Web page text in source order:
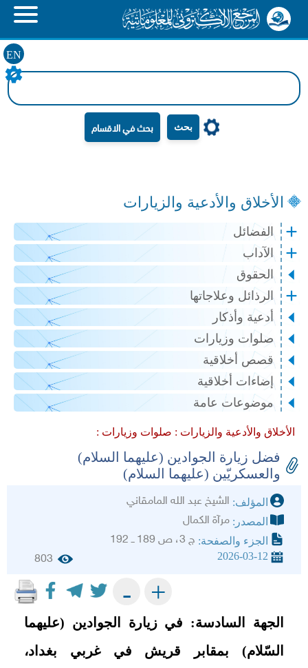
EN
بحث
الأخلاق والأدعية والزيارات
الفضائل
الآداب
الحقوق
الرذائل وعلاجاتها
أدعية وأذكار
صلوات وزيارات
قصص أخلاقية
إضاءات أخلاقية
موضوعات عامة
الأخلاق والأدعية والزيارات : صلوات وزيارات :
فضل زيارة الجوادين (عليهما السلام)
والعسكريّين (عليهما السلام)
المؤلف: الشيخ عبد الله المامقاني
المصدر: مرآة الكمال
الجزء والصفحة: ج 3، ص 189 ــ 192
2026-03-12
803
+
-
الجهة السادسة: في زيارة الجوادين (عليهما
السّلام)‏ بمقابر قريش في غربي بغداد،